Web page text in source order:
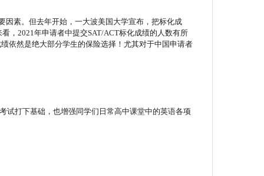
因素。但去年开始，一大波美国大学宣布，把标化成
，2021年申请者中提交SAT/ACT标化成绩的人数有所
依然是绝大部分学生的保险选择！尤其对于中国申请者
试打下基础，也增强同学们日常高中课堂中的英语各项